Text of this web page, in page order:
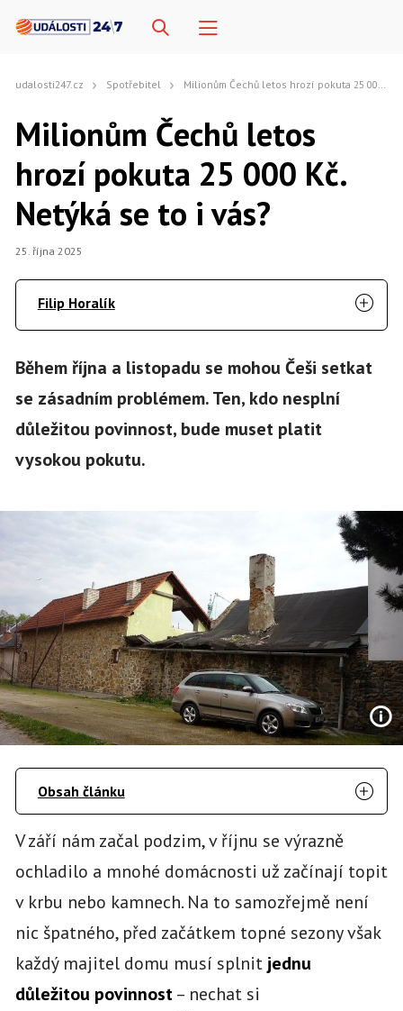
udalosti247.cz Spotřebitel Milionům Čechů letos hrozí pokuta 25 000 Kč. Netýká se to i vás?
Milionům Čechů letos
hrozí pokuta 25 000 Kč.
Netýká se to i vás?
25. října 2025
Filip Horalík
Během října a listopadu se mohou Češi setkat
se zásadním problémem. Ten, kdo nesplní
důležitou povinnost, bude muset platit
vysokou pokutu.
Obsah článku
V září nám začal podzim, v říjnu se výrazně
ochladilo a mnohé domácnosti už začínají topit
v krbu nebo kamnech. Na to samozřejmě není
nic špatného, před začátkem topné sezony však
každý majitel domu musí splnit jednu
důležitou povinnost– nechat si